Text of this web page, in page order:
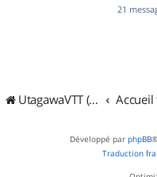
21
UtagawaVTT (Randos VTT et VTTAE avec traces GPS)
Développé par phpBB
Traduction